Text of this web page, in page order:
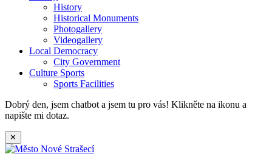
History
Historical Monuments
Photogallery
Videogallery
Local Democracy
City Government
Culture Sports
Sports Facilities
Dobrý den, jsem chatbot a jsem tu pro vás! Klikněte na ikonu a
napište mi dotaz.
✕